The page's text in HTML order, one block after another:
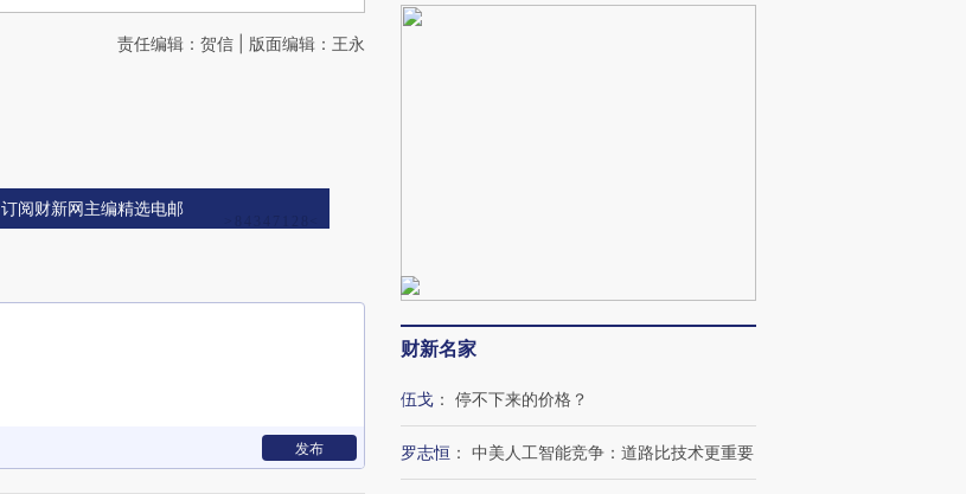
责任编辑：贺信 | 版面编辑：王永
订阅财新网主编精选电邮
发布
财新名家
伍戈 ： 停不下来的价格？
罗志恒 ： 中美人工智能竞争：道路比技术更重要